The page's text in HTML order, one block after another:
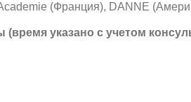
(Франция), DANNE
указано с учетом